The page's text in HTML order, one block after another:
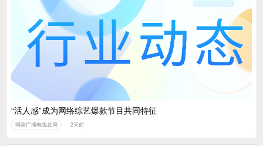
“活人感”成为网络综艺爆款节目共同特征
国家广播电视总局 2天前